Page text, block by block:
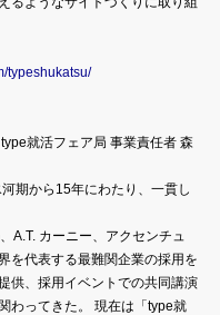
typeshukatsu/
就活フェア局 事業責任者 森
期から15年にわたり、一貫し
A.T. カーニー、アクセンチュ
を代表する最難関企業の採用を
供、採用イベントでの共同講演
わってきた。 現在は「type就